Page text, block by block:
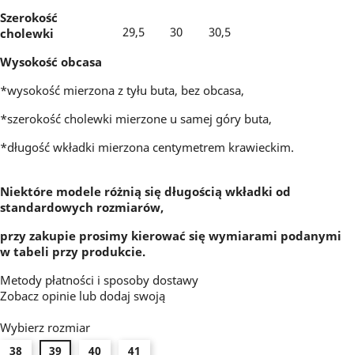
Szerokość
cholewki
29,5 30
30,5
Wysokość obcasa
*wysokość mierzona z tyłu buta, bez obcasa,
*szerokość cholewki mierzone u samej góry buta,
*długość wkładki mierzona centymetrem krawieckim.
Niektóre modele różnią się długością wkładki od
standardowych rozmiarów,
przy zakupie prosimy kierować się wymiarami podanymi
w tabeli przy produkcie.
Metody płatności i sposoby dostawy
Zobacz opinie lub dodaj swoją
Wybierz rozmiar
38 39 40 41